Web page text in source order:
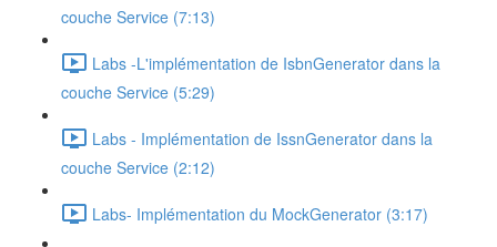
couche Service (7:13)
Labs -L'implémentation de IsbnGenerator dans la
couche Service (5:29)
Labs - Implémentation de IssnGenerator dans la
couche Service (2:12)
Labs- Implémentation du MockGenerator (3:17)